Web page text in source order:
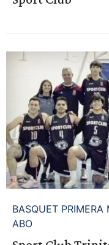
BASQUET
ABO